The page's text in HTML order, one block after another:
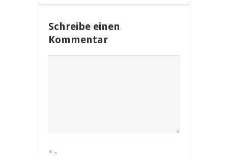
Schreibe einen
Kommentar
* =